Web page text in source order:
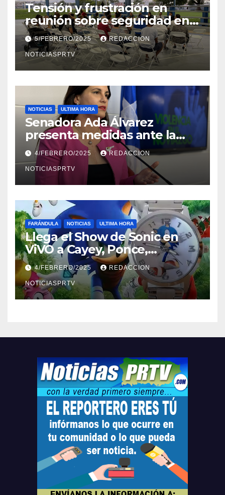
Tensión y frustración en
reunión sobre seguridad en
Reparto Metropolitano
5/FEBRERO/2025 REDACCION
NOTICIASPRTV
NOTICIAS ULTIMA HORA
Senadora Ada Álvarez
presenta medidas ante la
violencia en el noviazgo
4/FEBRERO/2025 REDACCION
NOTICIASPRTV
FARÁNDULA NOTICIAS ULTIMA HORA
Llega el Show de Sonic en
ViVO a Cayey, Ponce,
Barceloneta y Humacao,
Relojes gratis para el que
compre ahora….
4/FEBRERO/2025 REDACCION
NOTICIASPRTV